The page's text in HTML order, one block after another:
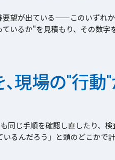
望が出ている——このいずれ
いるか"を見積もり、その数
現場の"行動
じ手順を確認し直したり、
るんだろう」と頭のどこか